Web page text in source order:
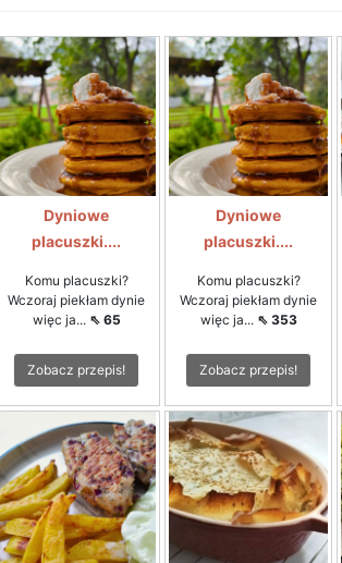
Dyniowe
placuszki....
Komu placuszki?
Wczoraj piekłam dynie
więc ja... ⇖ 65
Zobacz przepis!
Dyniowe
placuszki....
Komu placuszki?
Wczoraj piekłam dynie
więc ja... ⇖ 353
Zobacz przepis!